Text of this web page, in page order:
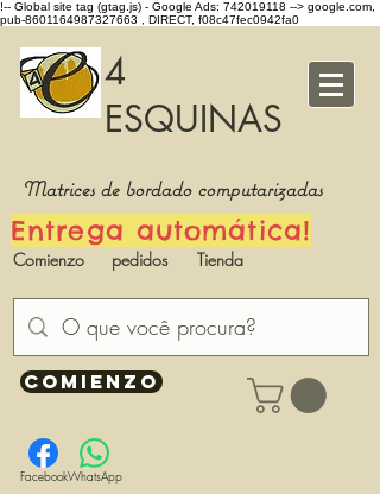
!-- Global site tag (gtag.js) - Google Ads: 742019118 --> google.com,
pub-8601164987327663 , DIRECT, f08c47fec0942fa0
4
ESQUINAS
Matrices de bordado computarizadas
Entrega automática!
Comienzo pedidos Tienda
COMIENZO
FacebookWhatsApp